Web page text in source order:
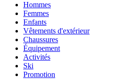
Hommes
Femmes
Enfants
Vêtements d'extérieur
Chaussures
Équipement
Activités
Ski
Promotion